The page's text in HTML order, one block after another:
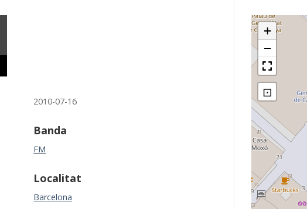
2010-07-16
Banda
FM
Localitat
Barcelona
+
−
⊡